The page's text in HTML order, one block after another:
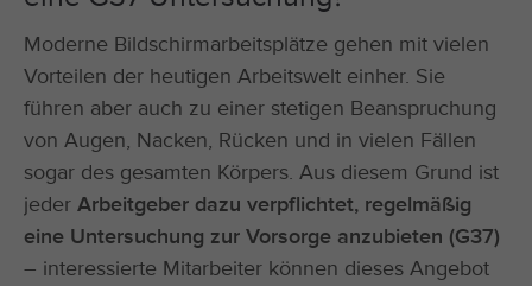
Moderne Bildschirmarbeitsplätze gehen mit vielen
Vorteilen der heutigen Arbeitswelt einher. Sie
führen aber auch zu einer stetigen Beanspruchung
von Augen, Nacken, Rücken und in vielen Fällen
sogar des gesamten Körpers. Aus diesem Grund ist
jeder Arbeitgeber dazu verpflichtet, regelmäßig
eine Untersuchung zur Vorsorge anzubieten (G37)
– interessierte Mitarbeiter können dieses Angebot